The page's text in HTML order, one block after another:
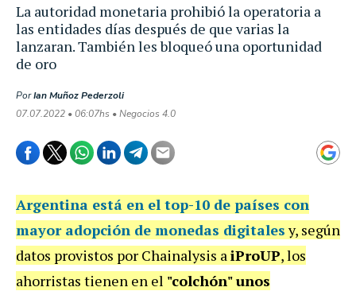
La autoridad monetaria prohibió la operatoria a
las entidades días después de que varias la
lanzaran. También les bloqueó una oportunidad
de oro
PorIan Muñoz Pederzoli
07.07.2022 • 06:07hs • Negocios 4.0
Argentina está en el top-10 de países con
mayor adopción de monedas digitalesy, según
datos provistos por Chainalysis aiProUP, los
ahorristas tienen en el "colchón" unos